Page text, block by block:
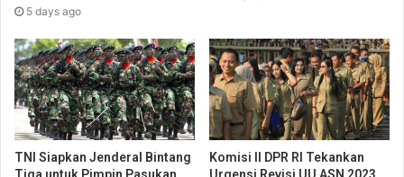
5 days ago
TNI Siapkan Jenderal Bintang
Tiga untuk Pimpin Pasukan
Komisi II DPR RI Tekankan
Urgensi Revisi UU ASN 2023